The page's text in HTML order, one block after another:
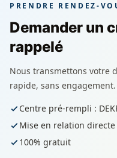
PRENDRE RENDEZ-
Demander un
rappelé
Nous transmettons votre
rapide, sans engagement.
Centre pré-rempli :
Mise en relation directe
100% gratuit